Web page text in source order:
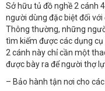
Sở hữu tủ đồ nghề 2 cánh
người dùng đặc biệt đối với
Thông thường, những
tìm kiếm được các dụng
2 cánh này chỉ cần một
được bày ra để người thợ
– Bảo hành tận nơi cho